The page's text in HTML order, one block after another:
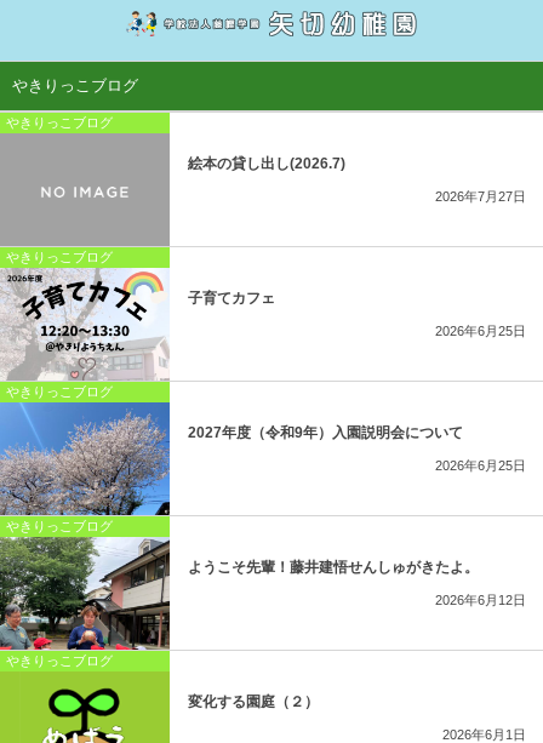
やきりっこブログ
やきりっこブログ
絵本の貸し出し(2026.7)
2026年7月27日
やきりっこブログ
子育てカフェ
2026年6月25日
やきりっこブログ
2027年度（令和9年）入園説明会について
2026年6月25日
やきりっこブログ
ようこそ先輩！藤井建悟せんしゅがきたよ。
2026年6月12日
やきりっこブログ
変化する園庭（２）
2026年6月1日
大切にしていること・特徴
1日のながれ
行事
沿革
2027年度（令和9年）入園説明会について
幼児教育無償化について
Q&A
子育てカフェ
お母さんヨガ
園庭解放
子育てカフェnote